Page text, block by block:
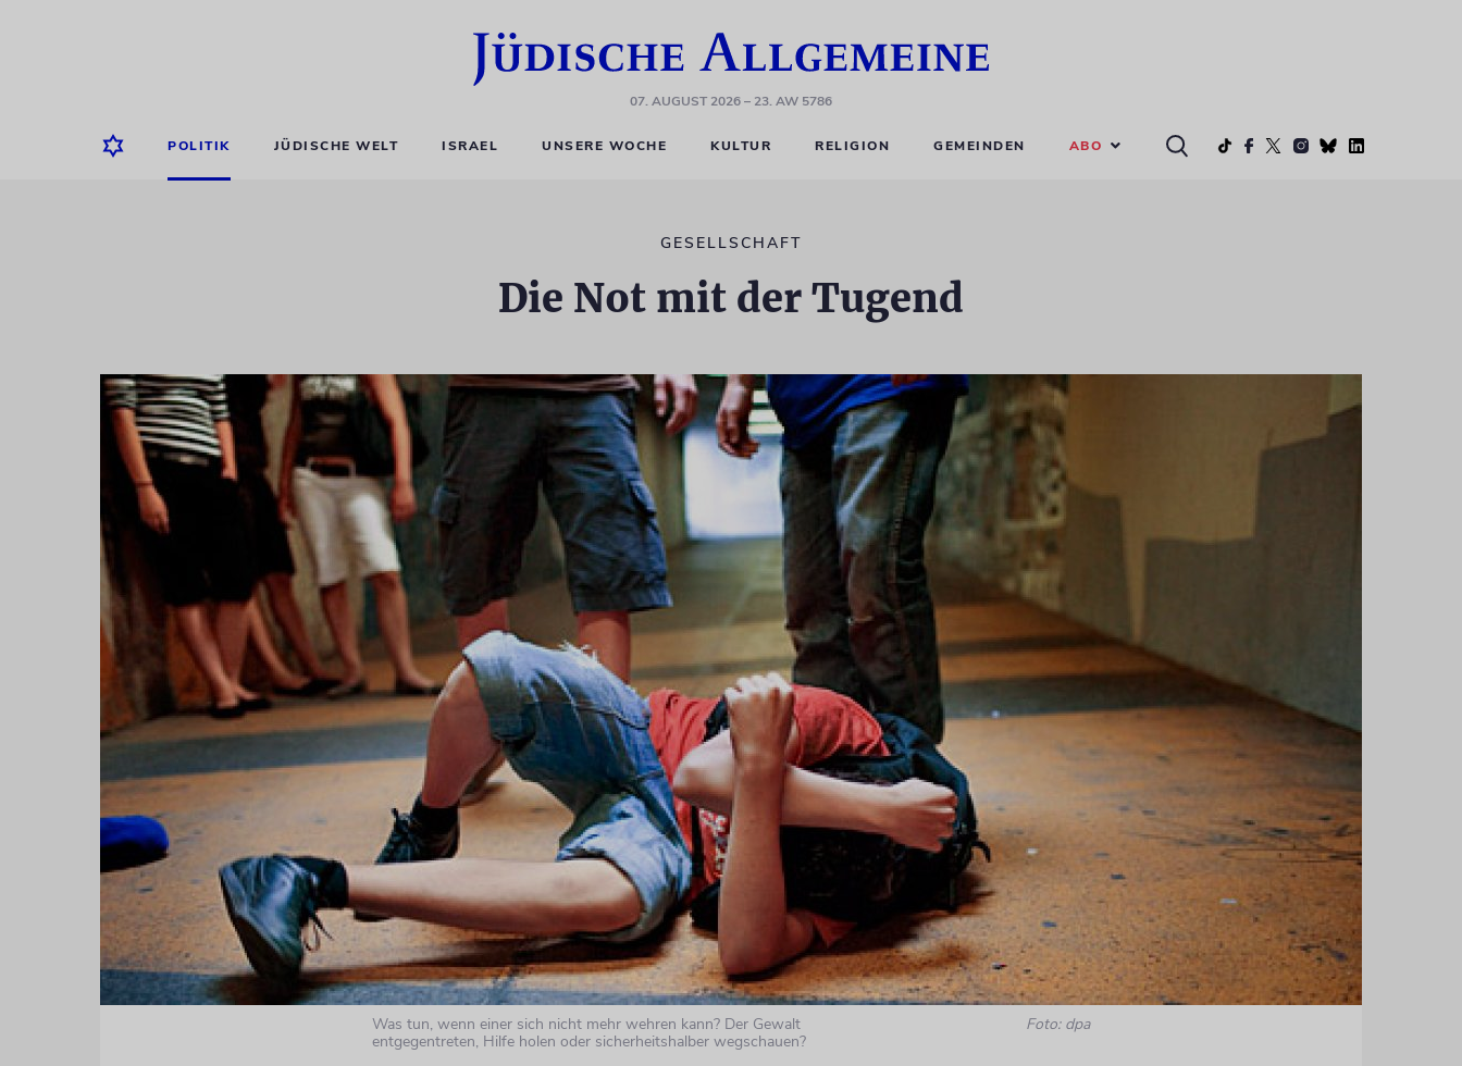
07. AUGUST 2026– 23. AW 5786
POLITIK JÜDISCHE WELT ISRAEL UNSERE WOCHE KULTUR RELIGION GEMEINDEN ABO
GESELLSCHAFT
Die Not mit der Tugend
Was tun, wenn einer sich nicht mehr wehren kann? Der Gewalt
entgegentreten, Hilfe holen oder sicherheitshalber wegschauen?
Foto: dpa